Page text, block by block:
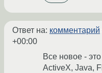
Ответ на: комментарий
+00:00
Все новое -
ActiveX, Java,